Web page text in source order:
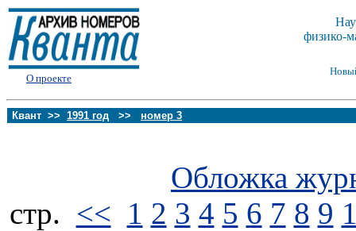
О проекте
физико-
Квант >> 1991 год >> номер 3
Обложка
стp. << 1 2 3 4 5 6 7 8 9